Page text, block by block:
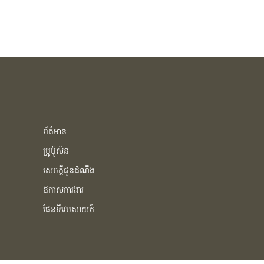
ព័ត៌មាន
ប្រូម៉ូសិន
សេចក្ដីជូនដំណឹង
ឱកាសការងារ
ផែនទីវេបសាយត៍